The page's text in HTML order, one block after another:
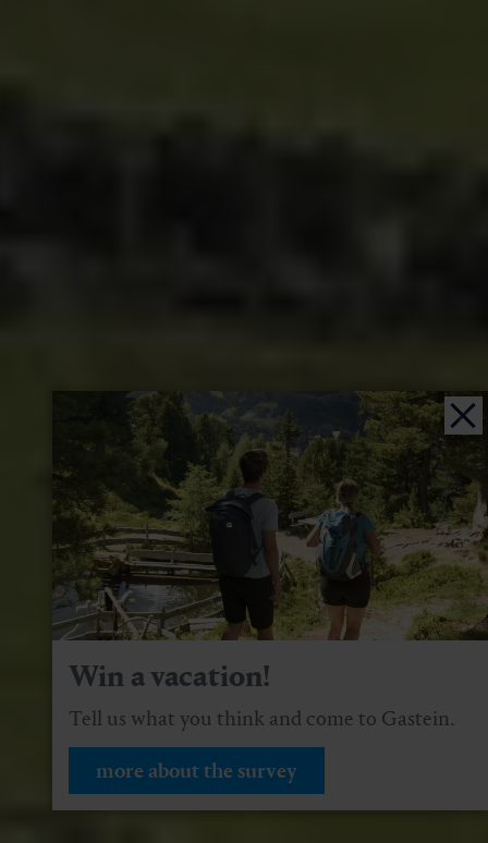
Win a vacation!
Tell us what you think and come to Gastein.
more about the survey